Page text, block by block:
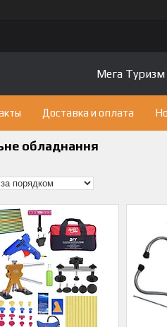
Мега Туризм
Доставка и оплата
обладнання